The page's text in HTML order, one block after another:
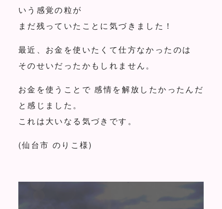
いう感覚の粒が
まだ残っていたことに気づきました！
最近、お金を使いたくて仕方なかったのは
そのせいだったかもしれません。
お金を使うことで 感情を解放したかったんだ
と感じました。
これは大いなる気づきです。
(仙台市 のりこ様)